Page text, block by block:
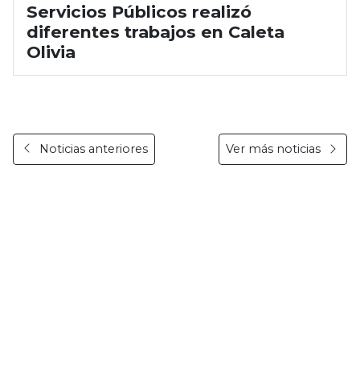
Servicios Públicos realizó
diferentes trabajos en Caleta
Olivia
Noticias anteriores Ver más noticias